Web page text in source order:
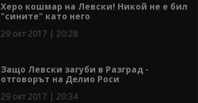
Херо кошмар на Левски! Никой не е бил
"сините" като него
29 окт 2017 | 20:28
Защо Левски загуби в Разград -
отговорът на Делио Роси
29 окт 2017 | 20:34